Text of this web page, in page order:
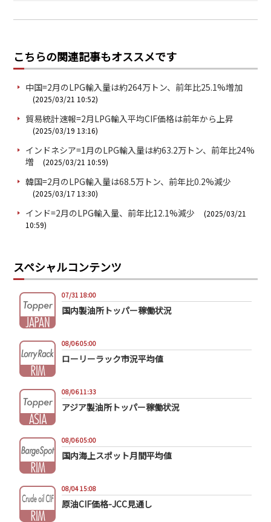
こちらの関連記事もオススメです
中国=2月のLPG輸入量は約264万トン、前年比25.1%増加
(2025/03/21 10:52)
貿易統計速報=2月LPG輸入平均CIF価格は前年から上昇
(2025/03/19 13:16)
インドネシア=1月のLPG輸入量は約63.2万トン、前年比24%
増
(2025/03/21 10:59)
韓国=2月のLPG輸入量は68.5万トン、前年比0.2%減少
(2025/03/17 13:30)
インド=2月のLPG輸入量、前年比12.1%減少
(2025/03/21
10:59)
スペシャルコンテンツ
07/31 18:00
国内製油所トッパー稼働状況
08/06 05:00
ローリーラック市況平均値
08/06 11:33
アジア製油所トッパー稼働状況
08/06 05:00
国内海上スポット月間平均値
08/04 15:08
原油CIF価格-JCC見通し